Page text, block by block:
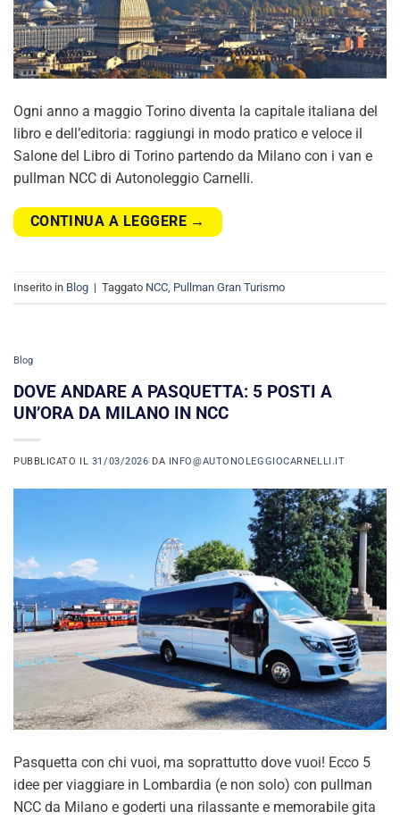
Ogni anno a maggio Torino diventa la capitale italiana del
libro e dell’editoria: raggiungi in modo pratico e veloce il
Salone del Libro di Torino partendo da Milano con i van e
pullman NCC di Autonoleggio Carnelli.
CONTINUA A LEGGERE →
Inserito in Blog | Taggato NCC Pullman Gran Turismo
Blog
DOVE ANDARE A PASQUETTA: 5 POSTI A
UN’ORA DA MILANO IN NCC
PUBBLICATO IL 31/03/2026 DA INFO@AUTONOLEGGIOCARNELLI.IT
Pasquetta con chi vuoi, ma soprattutto dove vuoi! Ecco 5
idee per viaggiare in Lombardia (e non solo) con pullman
NCC da Milano e goderti una rilassante e memorabile gita